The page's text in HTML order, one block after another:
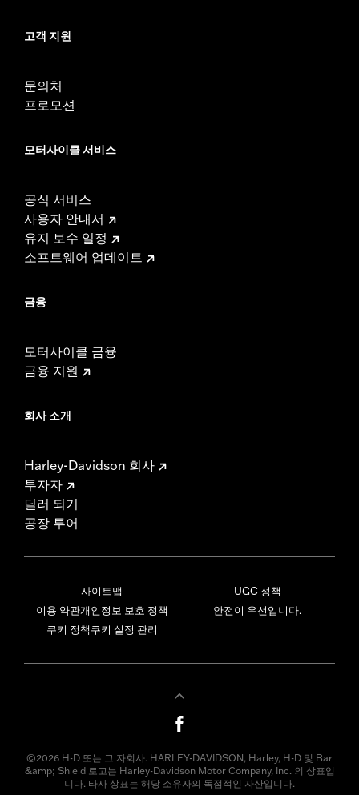
고객 지원
문의처
프로모션
모터사이클 서비스
공식 서비스
사용자 안내서
유지 보수 일정
소프트웨어 업데이트
금융
모터사이클 금융
금융 지원
회사 소개
Harley-Davidson 회사
투자자
딜러 되기
공장 투어
사이트맵
이용 약관개인정보 보호 정책
쿠키 정책쿠키 설정 관리
UGC 정책
안전이 우선입니다.
©2026 H-D 또는 그 자회사. HARLEY-DAVIDSON, Harley, H-D 및 Bar
&amp; Shield 로고는 Harley-Davidson Motor Company, Inc. 의 상표입
니다. 타사 상표는 해당 소유자의 독점적인 자산입니다.